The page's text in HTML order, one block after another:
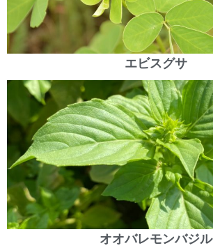
エビスグサ
オオバレモンバジル